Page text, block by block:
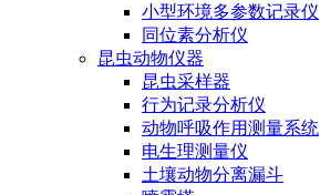
小型环境多参数记录仪
同位素分析仪
昆虫动物仪器
昆虫采样器
行为记录分析仪
动物呼吸作用测量系统
电生理测量仪
土壤动物分离漏斗